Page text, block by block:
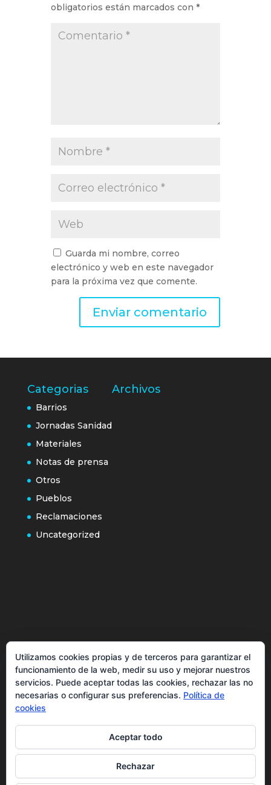
obligatorios están marcados con *
Guarda mi nombre, correo
electrónico y web en este navegador
para la próxima vez que comente.
Categorias
Barrios
Jornadas Sanidad
Materiales
Notas de prensa
Otros
Pueblos
Reclamaciones
Uncategorized
Archivos
Más información sobre las cookies
Inicio
Política de privacidad
Utilizamos cookies propias y de terceros para garantizar el
funcionamiento de la web, medir su uso y mejorar nuestros
servicios. Puede aceptar todas las cookies, rechazar las no
necesarias o configurar sus preferencias. Política de
cookies
Aceptar todo
Rechazar